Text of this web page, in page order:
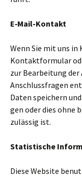
E‑Mail-Kontakt
Wenn Sie mit uns
Kontaktformular
zur Bearbeitung der
Anschlussfragen
Daten spei­chern
gen oder dies ohne
zuläs­sig ist.
Statistische
Diese Website